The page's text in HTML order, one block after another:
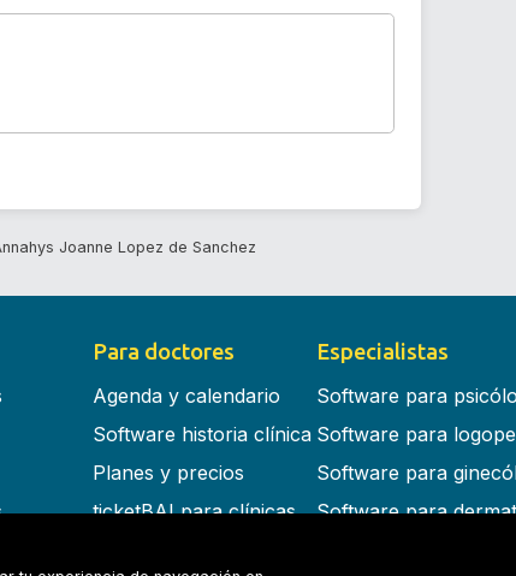
Joanne Lopez de Sanchez
Para doctores
Agenda y calendario
Software historia clínica
Planes y precios
ticketBAI para clínicas
Especialistas
Software para
Software para
Software para
Software para